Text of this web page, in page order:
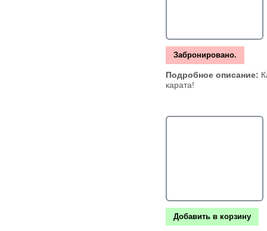
Забронировано.
Подробное описание:
карата!
Добавить в корзину